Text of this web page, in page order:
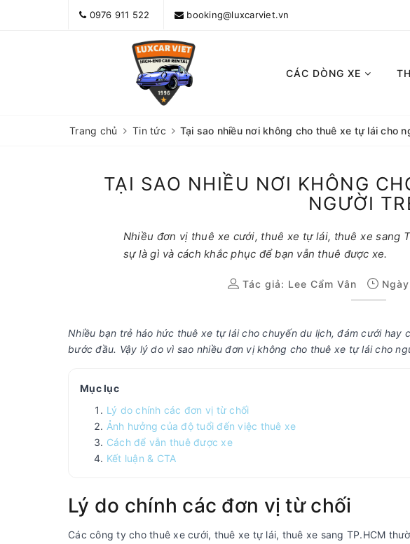
0976 911 522 booking@luxcarviet.vn
CÁC DÒNG XE
Trang chủ Tin tức Tại sao nhiều nơi không cho thuê xe tự lái cho
TẠI SAO NHIỀU NƠI KHÔNG
NGƯỜI
Nhiều đơn vị thuê xe cưới, thuê xe tự lái, thuê xe sang
sự là gì và cách khắc phục để bạn vẫn thuê được xe.
Tác giả: Lee Cẩm Vân Ngày
Nhiều bạn trẻ háo hức thuê xe tự lái cho chuyến du lịch, đám cưới hay
bước đầu. Vậy lý do vì sao nhiều đơn vị không cho thuê xe tự lái cho
Mục lục
Lý do chính các đơn vị từ chối
Ảnh hưởng của độ tuổi đến việc thuê xe
Cách để vẫn thuê được xe
Kết luận & CTA
Lý do chính các đơn vị từ chối
Các công ty cho thuê xe cưới, thuê xe tự lái, thuê xe sang TP.HCM